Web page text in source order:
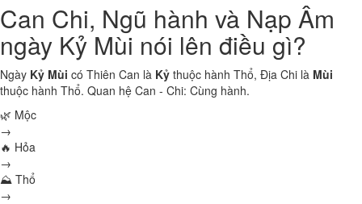
Can Chi, Ngũ hành và Nạp Âm
ngày Kỷ Mùi nói lên điều gì?
Ngày Kỷ Mùi có Thiên Can là Kỷ thuộc hành Thổ, Địa Chi là Mùi
thuộc hành Thổ. Quan hệ Can - Chi: Cùng hành.
🌿 Mộc
→
🔥 Hỏa
→
⛰ Thổ
→